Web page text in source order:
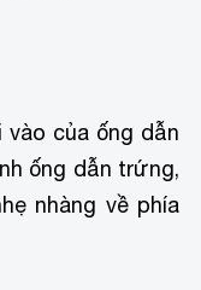
của ống dẫn
ống dẫn trứng,
nhàng về phía